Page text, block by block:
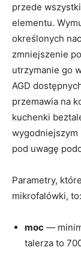
przede
elementu.
określonych
zmniejszenie
utrzymanie go
AGD
przemawia na
kuchenki
wygodniejszym
pod uwagę
Parametry,
mikrofalówki, to:
moc —
talerza to